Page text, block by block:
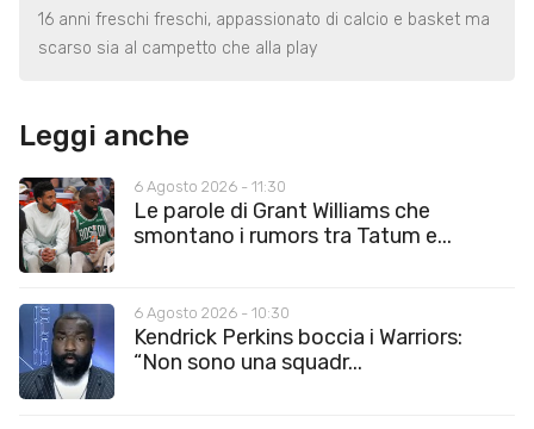
16 anni freschi freschi, appassionato di calcio e basket ma
scarso sia al campetto che alla play
Leggi anche
6 Agosto 2026 - 11:30
Le parole di Grant Williams che
smontano i rumors tra Tatum e...
6 Agosto 2026 - 10:30
Kendrick Perkins boccia i Warriors:
“Non sono una squadr...